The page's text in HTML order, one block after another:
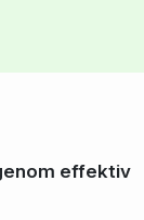
effektiv